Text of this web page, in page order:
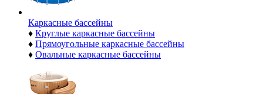
Каркасные бассейны
♦ Круглые каркасные бассейны
♦ Прямоугольные каркасные бассейны
♦ Овальные каркасные бассейны